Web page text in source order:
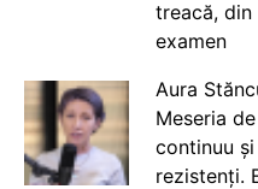
treacă, din
examen
Aura
Meseria
continuu
rezistenți.